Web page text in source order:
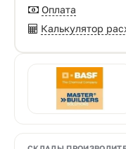
Оплата
Калькулятор